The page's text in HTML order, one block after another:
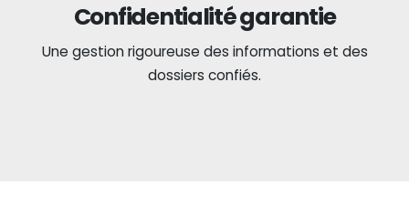
Confidentialité garantie
Une gestion rigoureuse des informations et des
dossiers confiés.